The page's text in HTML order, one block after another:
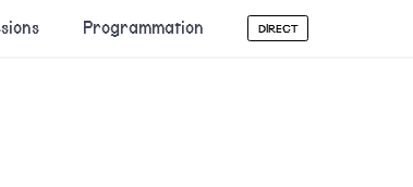
Programmation DIRECT